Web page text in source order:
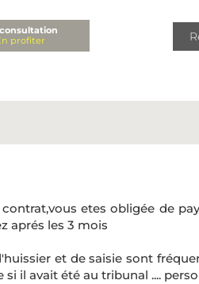
profiter
etes obligée de
aprés les 3 mois
et de saisie sont
il avait été au tribunal ....